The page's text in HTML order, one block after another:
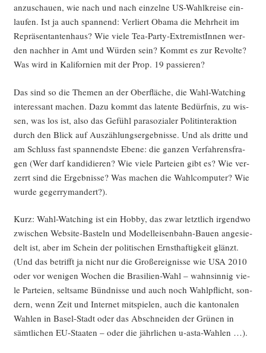
anzu­schau­en, wie nach und nach ein­zel­ne US-Wahl­krei­se ein­
lau­fen. Ist ja auch span­nend: Ver­liert Oba­ma die Mehr­heit im
Reprä­sen­tan­ten­haus? Wie vie­le Tea-Par­ty-Extre­mis­tIn­nen wer­
den nach­her in Amt und Wür­den sein? Kommt es zur Revol­te?
Was wird in Kali­for­ni­en mit der Prop. 19 passieren?
Das sind so die The­men an der Ober­flä­che, die Wahl-Wat­ching
inter­es­sant machen. Dazu kommt das laten­te Bedürf­nis, zu wis­
sen, was los ist, also das Gefühl para­so­zia­ler Polit­in­ter­ak­ti­on
durch den Blick auf Aus­zäh­lungs­er­geb­nis­se. Und als drit­te und
am Schluss fast span­nends­te Ebe­ne: die gan­zen Ver­fah­rens­fra­
gen (Wer darf kan­di­die­ren? Wie vie­le Par­tei­en gibt es? Wie ver­
zerrt sind die Ergeb­nis­se? Was machen die Wahl­com­pu­ter? Wie
wur­de gegerrymandert?).
Kurz: Wahl-Wat­ching ist ein Hob­by, das zwar letzt­lich irgend­wo
zwi­schen Web­site-Bas­teln und Modell­ei­sen­bahn-Bau­en ange­sie­
delt ist, aber im Schein der poli­ti­schen Ernst­haf­tig­keit glänzt.
(Und das betrifft ja nicht nur die Groß­ereig­nis­se wie USA 2010
oder vor weni­gen Wochen die Bra­si­li­en-Wahl – wahn­sin­nig vie­
le Par­tei­en, selt­sa­me Bünd­nis­se und auch noch Wahl­pflicht, son­
dern, wenn Zeit und Inter­net mit­spie­len, auch die kan­to­na­len
Wah­len in Basel-Stadt oder das Abschnei­den der Grü­nen in
sämt­li­chen EU-Staa­ten – oder die jähr­li­chen u‑as­ta-Wah­len …).